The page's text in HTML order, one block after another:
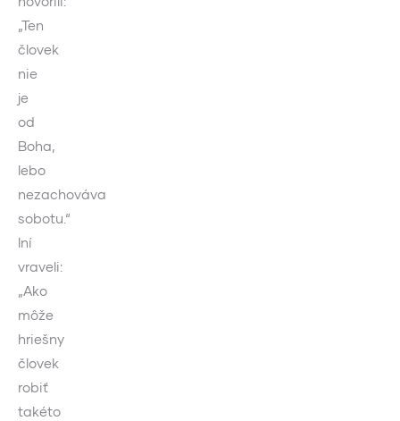
„Ten
človek
nie
je
od
Boha,
lebo
nezachováva
sobotu.“
Iní
vraveli:
„Ako
môže
hriešny
človek
robiť
takéto